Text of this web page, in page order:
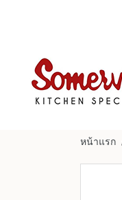
หน้าแรก